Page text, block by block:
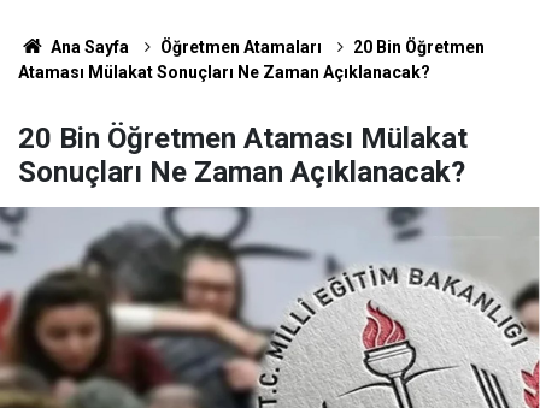
Ana Sayfa Öğretmen Atamaları
20 Bin Öğretmen
Ataması Mülakat Sonuçları Ne Zaman Açıklanacak?
20 Bin Öğretmen Ataması Mülakat
Sonuçları Ne Zaman Açıklanacak?